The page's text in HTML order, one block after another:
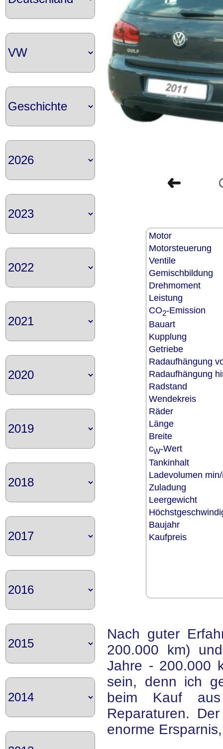
Motor
Motorsteuerung
Ventile
Gemischbildung
Drehmoment
Leistung
CO2-Emission
Bauart
Kupplung
Getriebe
Radaufhängung
Radaufhängung
Radstand
Wendekreis
Räder
Länge
Breite
cW-Wert
Tankinhalt
Ladevolumen
Zuladung
Leergewicht
Baujahr
Kaufpreis
Nach guter
200.000 km)
Jahre - 200.000
sein, denn ich
beim Kauf
Reparaturen.
enorme